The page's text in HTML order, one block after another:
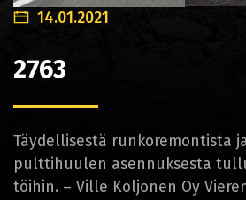
14.01.2021
2763
Täydellisestä runkoremontista
pulttihuulen asennuksesta
töihin. – Ville Koljonen Oy